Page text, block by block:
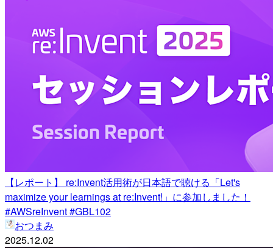
【レポート】 re:Invent活用術が日本語で聴ける「Let's
maximize your learnings at re:Invent!」に参加しました！
#AWSreInvent #GBL102
おつまみ
2025.12.02